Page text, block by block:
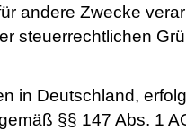
andere Zwecke
steuerrechtlichen
in Deutschland,
§§ 147 Abs. 1